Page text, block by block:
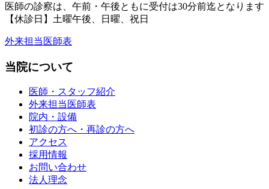
医師の診察は、午前・午後ともに受付は30分前迄となります
【休診日】土曜午後、日曜、祝日
外来担当医師表
当院について
医師・スタッフ紹介
外来担当医師表
院内・設備
初診の方へ・再診の方へ
アクセス
採用情報
お問い合わせ
法人理念